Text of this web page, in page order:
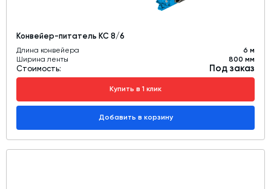
Конвейер-питатель КС 8/6
Длина конвейера
6 м
Ширина ленты
800 мм
Стоимость: Под заказ
Купить в 1 клик
Добавить в корзину